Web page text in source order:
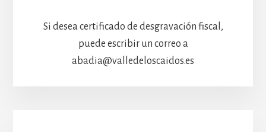
Si desea certificado de desgravación fiscal,
puede escribir un correo a
abadia@valledeloscaidos.es